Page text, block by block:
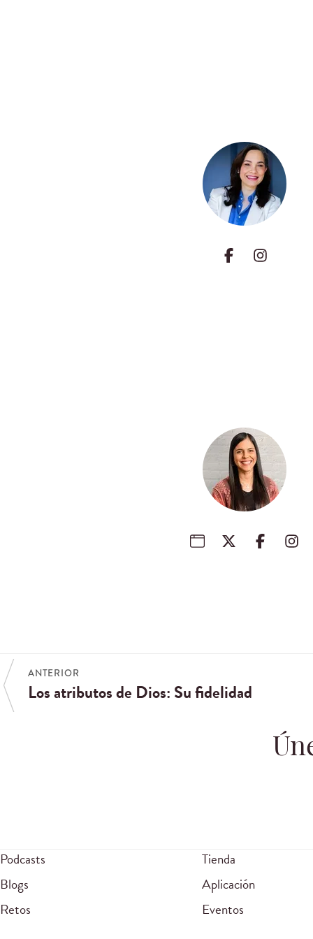
ANTERIOR
Los atributos de Dios: Su fidelidad
Podcasts
Blogs
Retos
Tienda
Aplicación
Eventos